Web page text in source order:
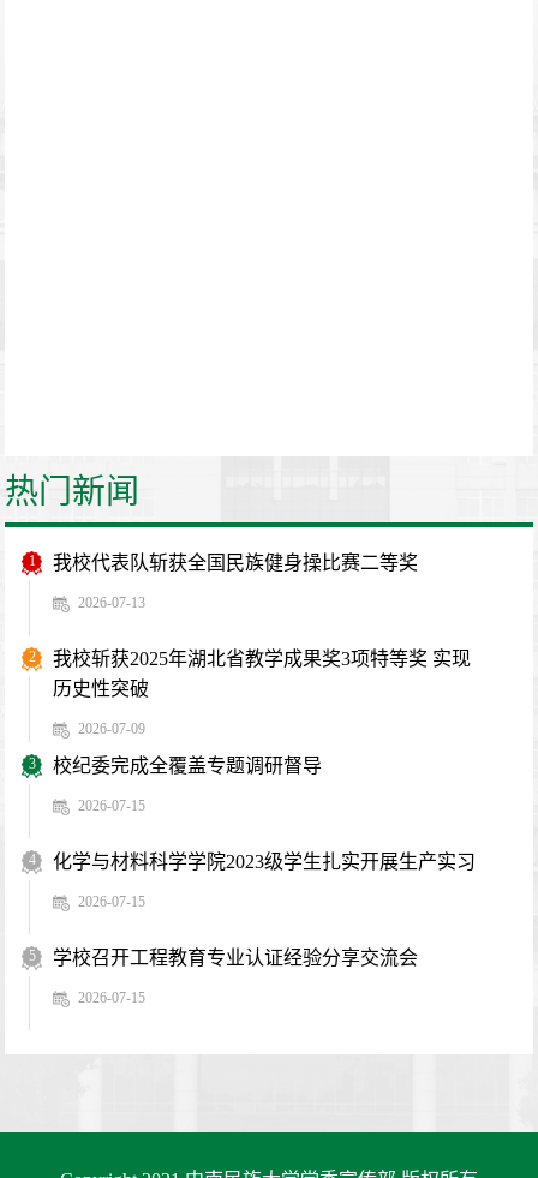
热门新闻
1 我校代表队斩获全国民族健身操比赛二等奖
2026-07-13
2
我校斩获2025年湖北省教学成果奖3项特等奖 实现
历史性突破
2026-07-09
3 校纪委完成全覆盖专题调研督导
2026-07-15
4 化学与材料科学学院2023级学生扎实开展生产实习
2026-07-15
5 学校召开工程教育专业认证经验分享交流会
2026-07-15